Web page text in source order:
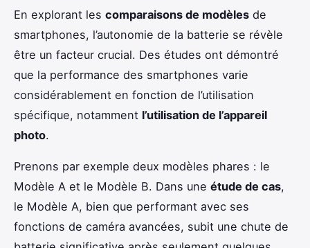
En explorant les comparaisons de modèles de
smartphones, l’autonomie de la batterie se révèle
être un facteur crucial. Des études ont démontré
que la performance des smartphones varie
considérablement en fonction de l’utilisation
spécifique, notamment l’utilisation de l’appareil
photo.
Prenons par exemple deux modèles phares : le
Modèle A et le Modèle B. Dans une étude de cas,
le Modèle A, bien que performant avec ses
fonctions de caméra avancées, subit une chute de